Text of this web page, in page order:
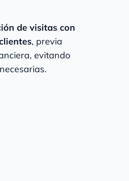
de visitas con
, previa
evitando